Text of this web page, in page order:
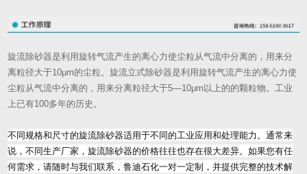
旋流除砂器是利用旋转气流产生的离心力使尘粒从气流中分离的，用来分
离粒径大于10μm的尘粒。旋流立式除砂器是利用旋转气流产生的离心力使
尘粒从气流中分离的，用来分离粒径大于5—10μm以上的的颗粒物。工业
上已有100多年的历史。
不同规格和尺寸的旋流除砂器适用于不同的工业应用和处理能力。通常来
说，不同生产厂家，旋流除砂器的价格往往也存在很大差异。如果您有任
何需求，请随时与我们联系，鲁迪石化一对一定制，并提供完整的技术解